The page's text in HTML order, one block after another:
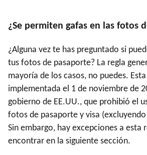
¿Se permiten gafas en las fotos
¿Alguna vez te has preguntado si
tus fotos de pasaporte? La regla
mayoría de los casos, no puedes.
implementada el 1 de noviembre de
gobierno de EE.UU., que prohibió el
fotos de pasaporte y visa
Sin embargo, hay excepciones a esta
encontrar en la siguiente sección.